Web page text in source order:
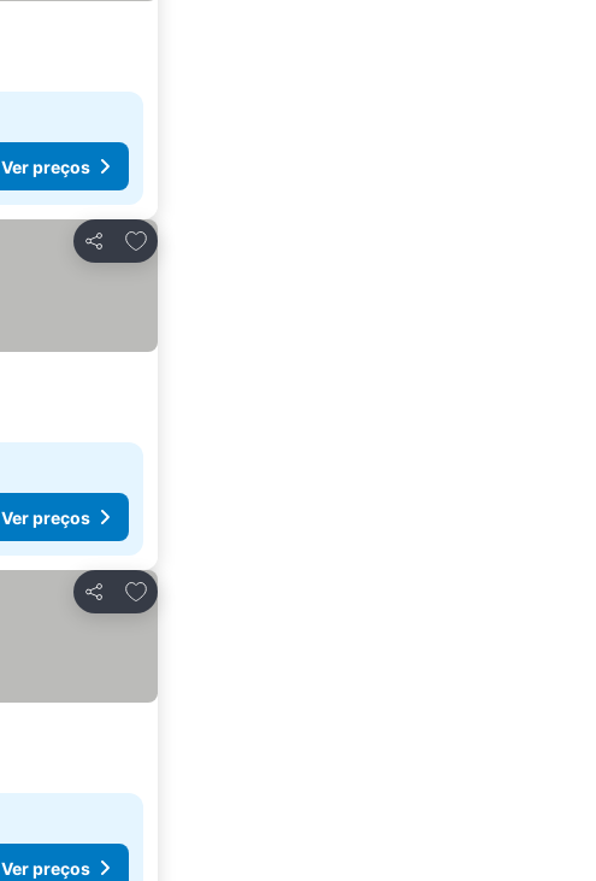
Ver preços
Partilhar
Adicionar aos favoritos
Ver preços
Partilhar
Adicionar aos favoritos
Ver preços